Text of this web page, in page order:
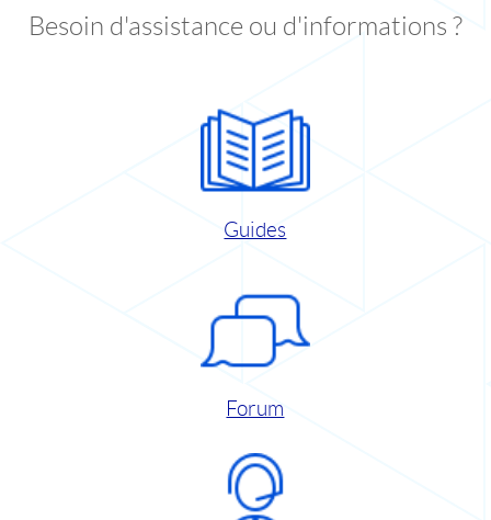
Besoin d'assistance ou d'informations ?
Guides
Forum